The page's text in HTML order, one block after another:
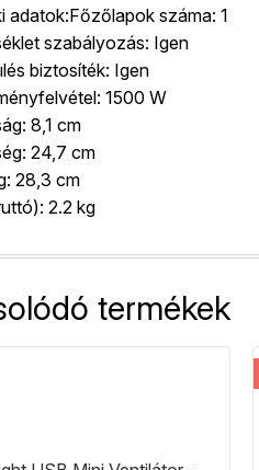
adatok:Főzőlapok száma: 1
szabályozás: Igen
biztosíték: Igen
1500 W
8,1 cm
24,7 cm
28,3 cm
2.2 kg
termékek